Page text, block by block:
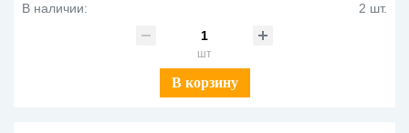
В наличии:
2 шт.
шт
В корзину